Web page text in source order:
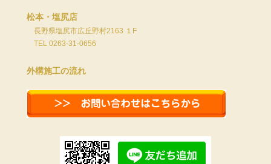
松本・塩尻店
長野県塩尻市広丘野村2163 １F
TEL 0263-31-0656
外構施工の流れ